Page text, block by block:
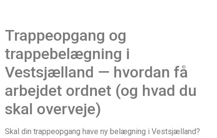
Trappeopgang og
trappebelægning i
Vestsjælland — hvordan få
arbejdet ordnet (og hvad du
skal overveje)
Skal din trappeopgang have ny belægning i Vestsjælland?